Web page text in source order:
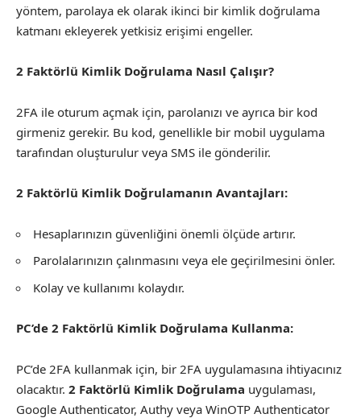
yöntem, parolaya ek olarak ikinci bir kimlik doğrulama
katmanı ekleyerek yetkisiz erişimi engeller.
2 Faktörlü Kimlik Doğrulama Nasıl Çalışır?
2FA ile oturum açmak için, parolanızı ve ayrıca bir kod
girmeniz gerekir. Bu kod, genellikle bir mobil uygulama
tarafından oluşturulur veya SMS ile gönderilir.
2 Faktörlü Kimlik Doğrulamanın Avantajları:
Hesaplarınızın güvenliğini önemli ölçüde artırır.
Parolalarınızın çalınmasını veya ele geçirilmesini önler.
Kolay ve kullanımı kolaydır.
PC’de 2 Faktörlü Kimlik Doğrulama Kullanma:
PC’de 2FA kullanmak için, bir 2FA uygulamasına ihtiyacınız
olacaktır. 2 Faktörlü Kimlik Doğrulama uygulaması,
Google Authenticator, Authy veya WinOTP Authenticator